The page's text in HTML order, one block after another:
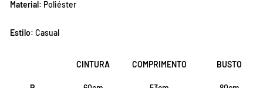
Material: Poliéster
Estilo: Casual
CINTURA COMPRIMENTO BUSTO